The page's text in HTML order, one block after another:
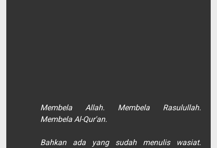
Membela Allah. Membela Rasulullah.
Membela Al-Qur'an.
Bahkan ada yang sudah menulis wasiat.